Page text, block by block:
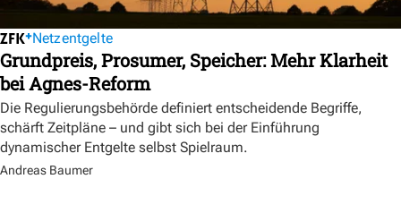
Netzentgelte
Grundpreis, Prosumer, Speicher: Mehr Klarheit
bei Agnes-Reform
Die Regulierungsbehörde definiert entscheidende Begriffe,
schärft Zeitpläne – und gibt sich bei der Einführung
dynamischer Entgelte selbst Spielraum.
Andreas Baumer